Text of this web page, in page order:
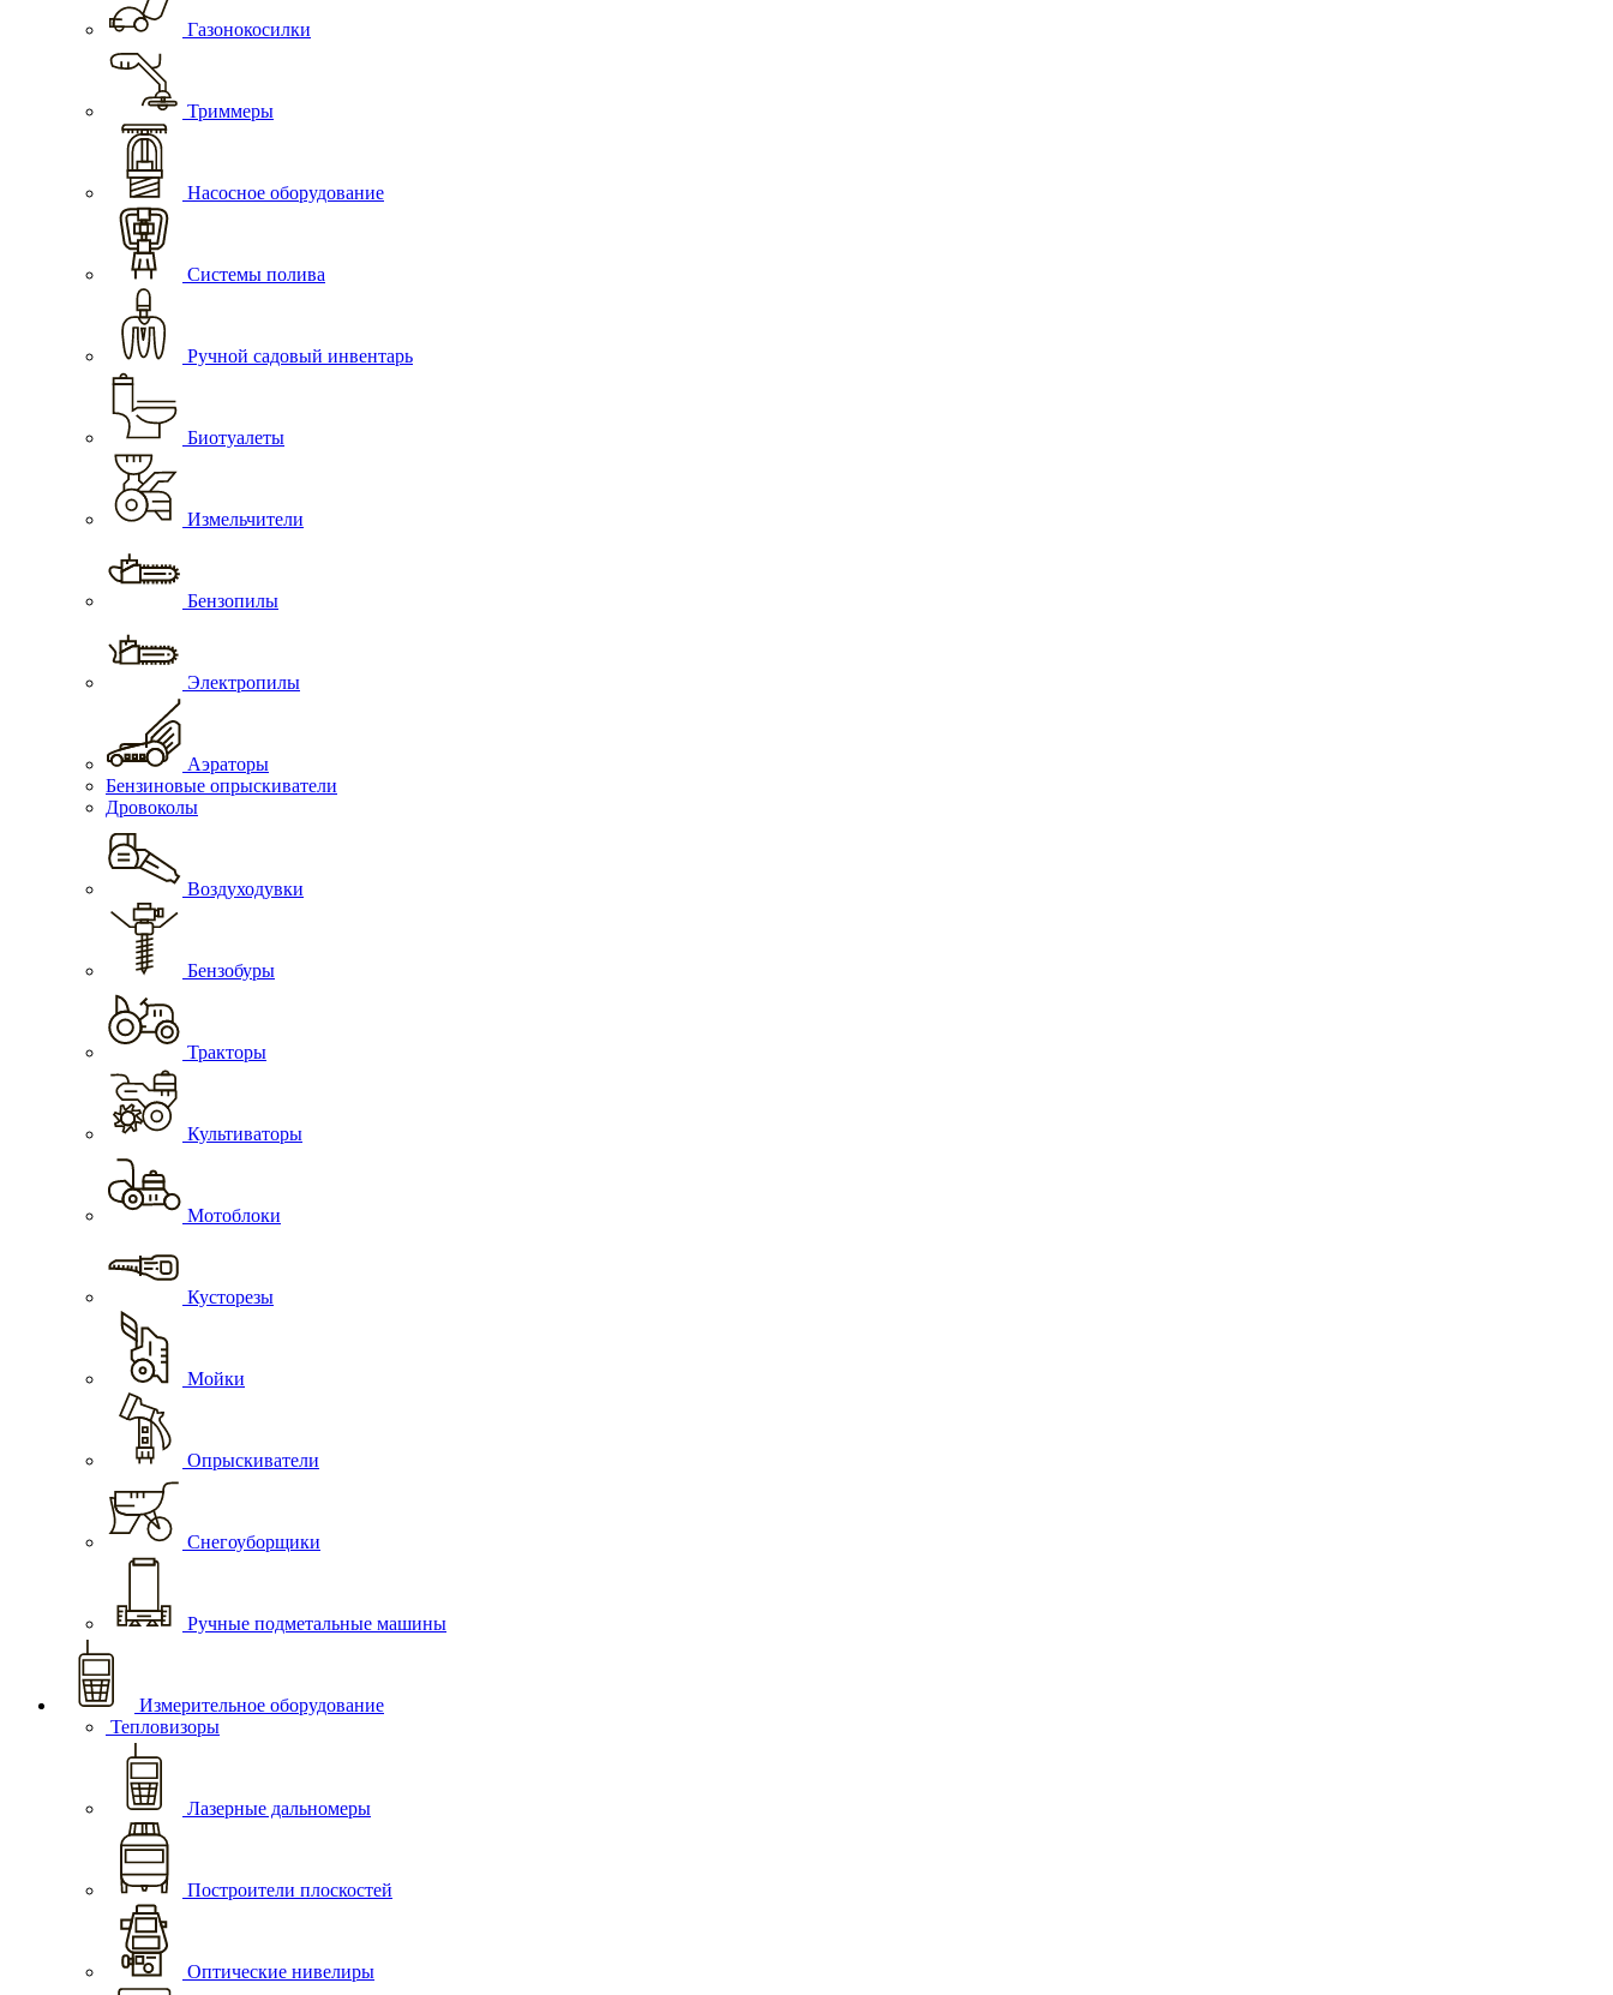
Газонокосилки
Триммеры
Насосное оборудование
Системы полива
Ручной садовый инвентарь
Биотуалеты
Измельчители
Бензопилы
Электропилы
Аэраторы
Бензиновые опрыскиватели
Дровоколы
Воздуходувки
Бензобуры
Тракторы
Культиваторы
Мотоблоки
Кусторезы
Мойки
Опрыскиватели
Снегоуборщики
Ручные подметальные машины
Измерительное оборудование
Тепловизоры
Лазерные дальномеры
Построители плоскостей
Оптические нивелиры